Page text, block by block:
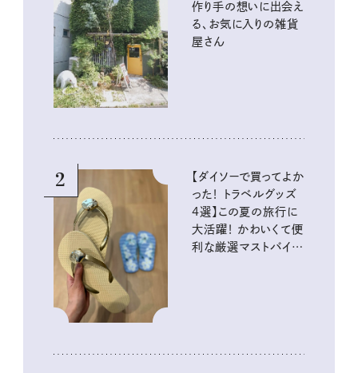
作り手の想いに出会え
る、お気に入りの雑貨
屋さん
2
【ダイソーで買ってよか
った！ トラベルグッズ
4選】この夏の旅行に
大活躍！ かわいくて便
利な厳選マストバイア